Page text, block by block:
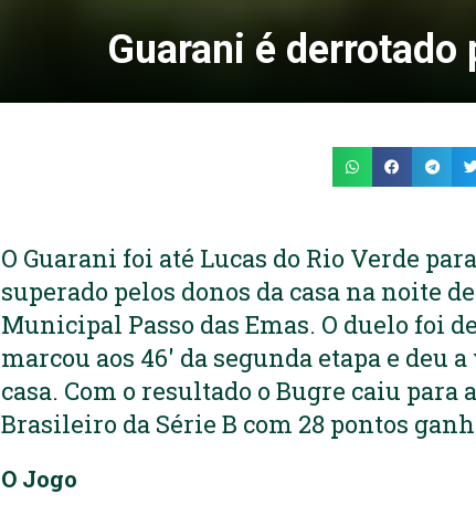
Guarani é derrotado
O Guarani foi até Lucas do Rio Verde
superado pelos donos da casa na noite
Municipal Passo das Emas. O duelo foi
marcou aos 46′ da segunda etapa e deu
casa. Com o resultado o Bugre caiu para
Brasileiro da Série B com 28 pontos
O Jogo